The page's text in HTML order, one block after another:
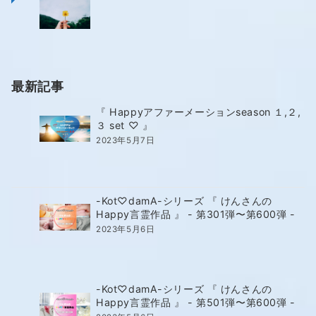
最新記事
『 Happyアファーメーションseason １,２,
３ set ♡ 』
2023年5月7日
-Kot♡damA-シリーズ 『 けんさんの
Happy言霊作品 』 - 第301弾〜第600弾 -
2023年5月6日
-Kot♡damA-シリーズ 『 けんさんの
Happy言霊作品 』 - 第501弾〜第600弾 -